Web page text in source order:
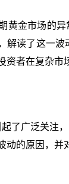
黄金市场的
解读了这一
资者在复杂市
了广泛关注，
动的原因，并